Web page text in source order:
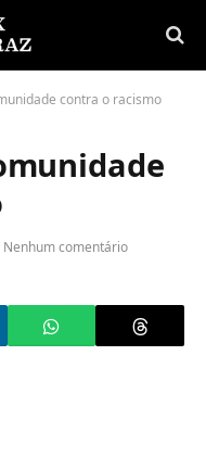
contra o racismo
Nenhum comentário